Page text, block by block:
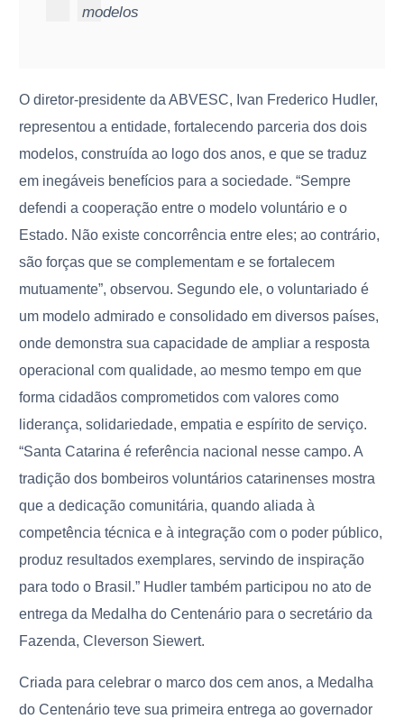
modelos
O diretor-presidente da ABVESC, Ivan Frederico Hudler,
representou a entidade, fortalecendo parceria dos dois
modelos, construída ao logo dos anos, e que se traduz
em inegáveis benefícios para a sociedade. “Sempre
defendi a cooperação entre o modelo voluntário e o
Estado. Não existe concorrência entre eles; ao contrário,
são forças que se complementam e se fortalecem
mutuamente”, observou. Segundo ele, o voluntariado é
um modelo admirado e consolidado em diversos países,
onde demonstra sua capacidade de ampliar a resposta
operacional com qualidade, ao mesmo tempo em que
forma cidadãos comprometidos com valores como
liderança, solidariedade, empatia e espírito de serviço.
“Santa Catarina é referência nacional nesse campo. A
tradição dos bombeiros voluntários catarinenses mostra
que a dedicação comunitária, quando aliada à
competência técnica e à integração com o poder público,
produz resultados exemplares, servindo de inspiração
para todo o Brasil.” Hudler também participou no ato de
entrega da Medalha do Centenário para o secretário da
Fazenda, Cleverson Siewert.
Criada para celebrar o marco dos cem anos, a Medalha
do Centenário teve sua primeira entrega ao governador